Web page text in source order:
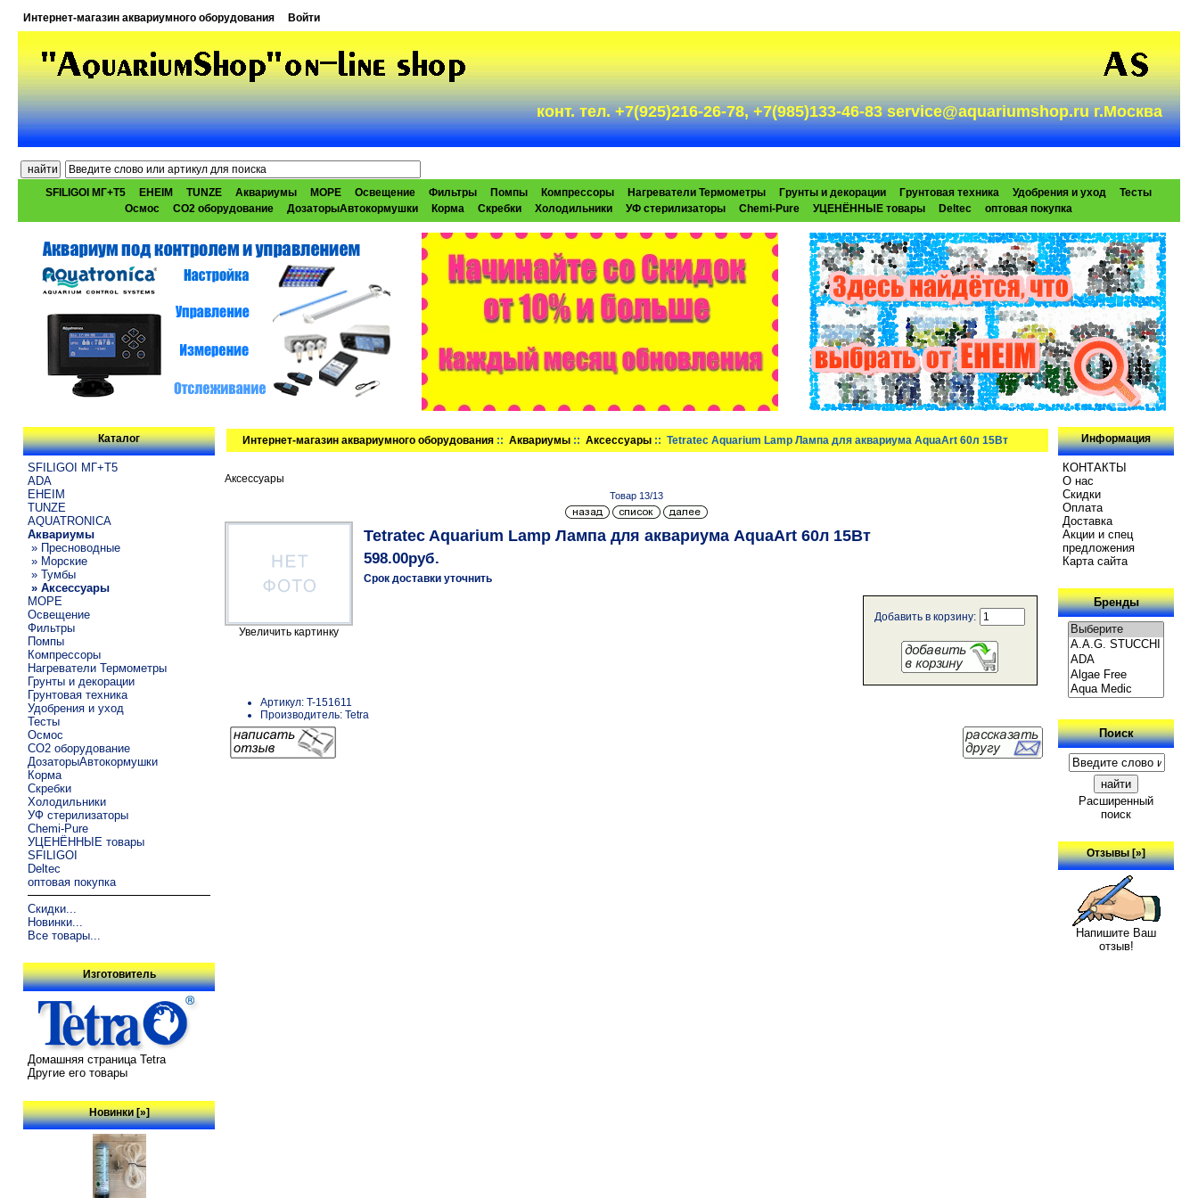
Интернет-магазин аквариумного оборудования Войти
конт. тел. +7(925)216-26-78, +7(985)133-46-83 service@aquariumshop.ru г.Москва
SFILIGOI МГ+Т5 EHEIM TUNZE Аквариумы МОРЕ Освещение Фильтры Помпы Компрессоры Нагреватели Термометры Грунты и декорации Грунтовая техника Удобрения и уход
Тесты
Осмос
CO2 оборудование ДозаторыАвтокормушки Корма Скребки Холодильники УФ стерилизаторы Chemi-Pure УЦЕНЁННЫЕ товары Deltec оптовая покупка
Каталог
SFILIGOI МГ+Т5
ADA
EHEIM
TUNZE
AQUATRONICA
Аквариумы
» Пресноводные
» Морские
» Тумбы
» Аксессуары
МОРЕ
Освещение
Фильтры
Помпы
Компрессоры
Нагреватели Термометры
Грунты и декорации
Грунтовая техника
Удобрения и уход
Тесты
Осмос
CO2 оборудование
ДозаторыАвтокормушки
Корма
Скребки
Холодильники
УФ стерилизаторы
Chemi-Pure
УЦЕНЁННЫЕ товары
SFILIGOI
Deltec
оптовая покупка
Скидки...
Новинки...
Все товары...
Изготовитель
Домашняя страница Tetra
Другие его товары
Новинки [»]
Интернет-магазин аквариумного оборудования ::Аквариумы ::Аксессуары :: Tetratec Aquarium Lamp Лампа для аквариума AquaArt 60л 15Вт
Аксессуары
Товар 13/13
Увеличить картинку
Tetratec Aquarium Lamp Лампа для аквариума AquaArt 60л 15Вт
598.00руб.
Срок доставки уточнить
Добавить в корзину:
Артикул: T-151611
Производитель: Tetra
Информация
КОНТАКТЫ
О нас
Скидки
Oплатa
Доставка
Акции и спец
предложения
Карта сайта
Бренды
Поиск
Расширенный
поиск
Отзывы [»]
Напишите Ваш
отзыв!